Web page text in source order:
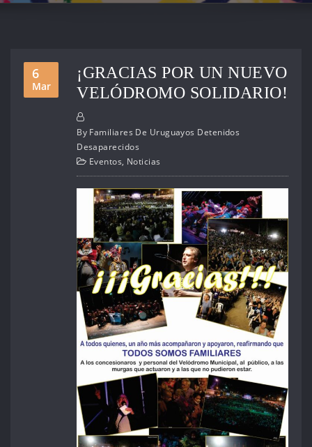
6
Mar
¡GRACIAS POR UN NUEVO
VELÓDROMO SOLIDARIO!
By Familiares De Uruguayos Detenidos
Desaparecidos
Eventos, Noticias